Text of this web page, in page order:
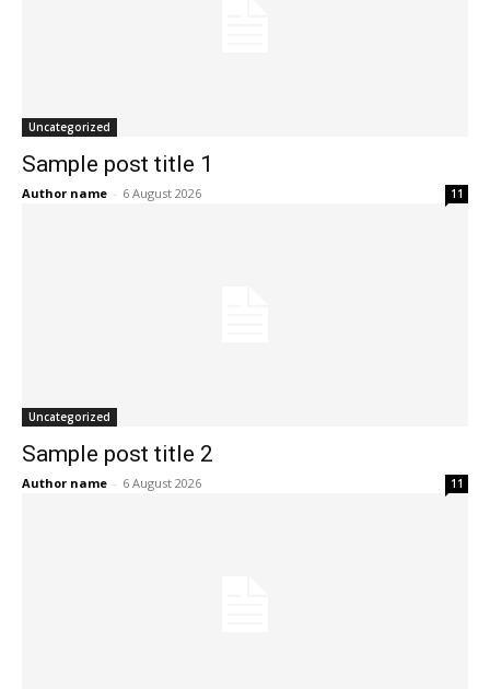
Uncategorized
Sample post title 1
Author name - 6 August 2026 11
Uncategorized
Sample post title 2
Author name - 6 August 2026 11